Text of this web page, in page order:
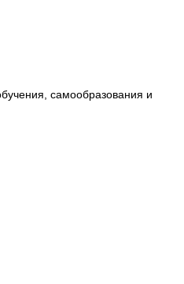
самообразования и